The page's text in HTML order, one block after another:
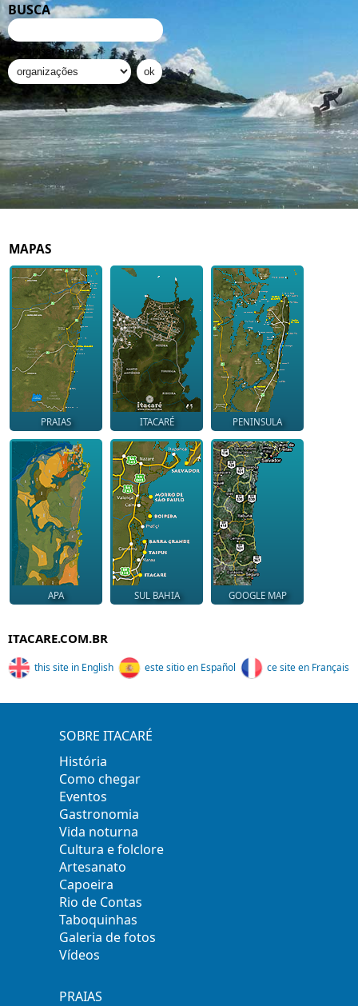
BUSCA
pesquisar em
MAPAS
PRAIAS ITACARÉ PENINSULA
APA SUL BAHIA GOOGLE MAP
ITACARE.COM.BR
this site in English este sitio en Español ce site en Français
SOBRE ITACARÉ
História
Como chegar
Eventos
Gastronomia
Vida noturna
Cultura e folclore
Artesanato
Capoeira
Rio de Contas
Taboquinhas
Galeria de fotos
Vídeos
PRAIAS